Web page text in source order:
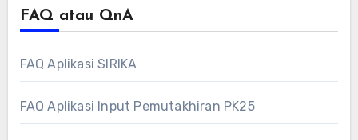
FAQ atau QnA
FAQ Aplikasi SIRIKA
FAQ Aplikasi Input Pemutakhiran PK25